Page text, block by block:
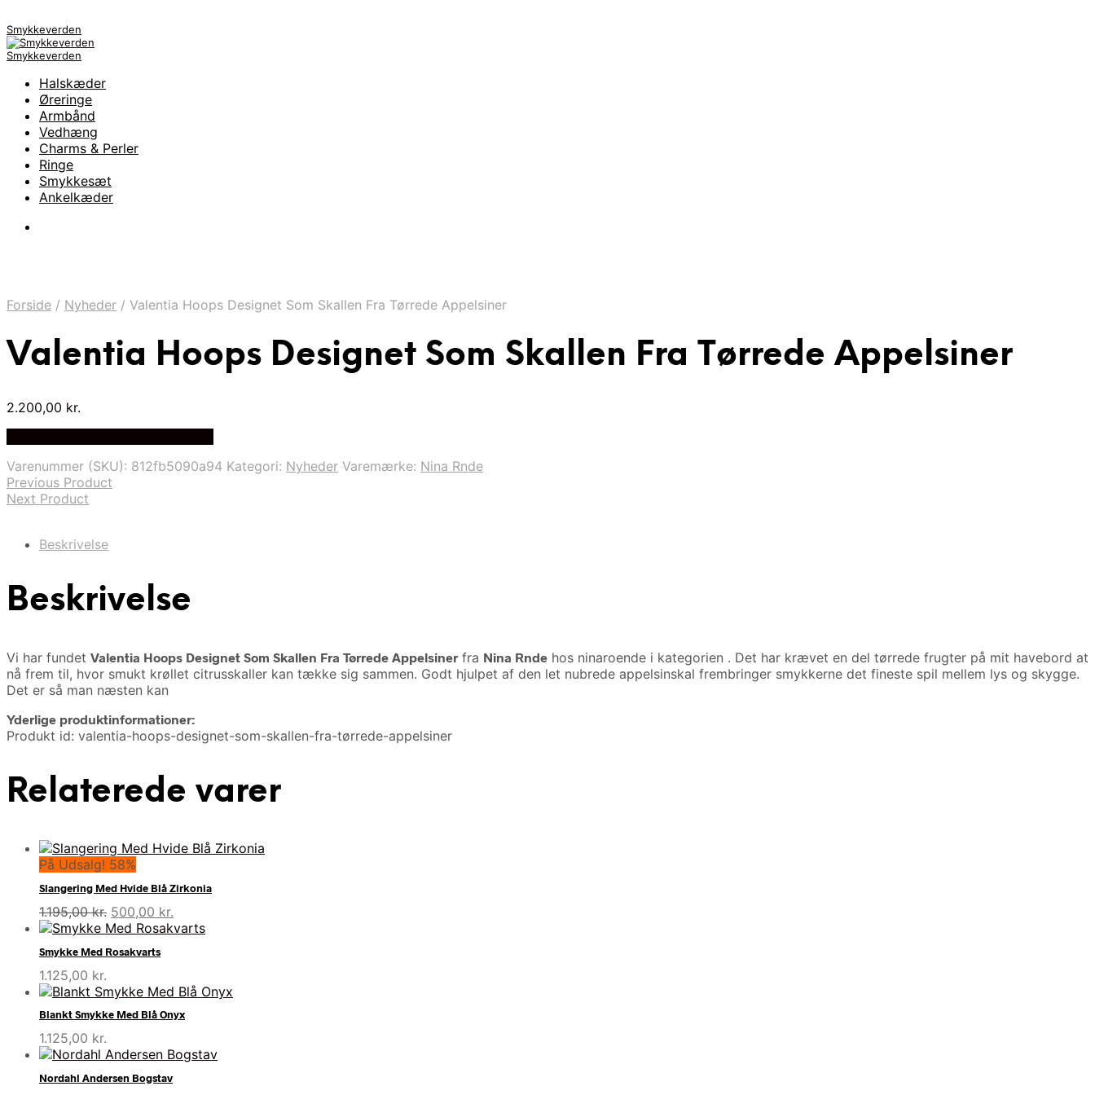
Smykkeverden
Smykkeverden
Halskæder
Øreringe
Armbånd
Vedhæng
Charms & Perler
Ringe
Smykkesæt
Ankelkæder
Forside / Nyheder / Valentia Hoops Designet Som Skallen Fra Tørrede Appelsiner
Valentia Hoops Designet Som Skallen Fra Tørrede Appelsiner
2.200,00 kr.
Varenummer (SKU): 812fb5090a94 Kategori: Nyheder Varemærke: Nina Rnde
Previous Product
Next Product
Beskrivelse
Beskrivelse
Vi har fundet Valentia Hoops Designet Som Skallen Fra Tørrede Appelsiner fra Nina Rnde hos ninaroende i kategorien . Det har krævet en del tørrede frugter på mit havebord at
nå frem til, hvor smukt krøllet citrusskaller kan tække sig sammen. Godt hjulpet af den let nubrede appelsinskal frembringer smykkerne det fineste spil mellem lys og skygge.
Det er så man næsten kan
Yderlige produktinformationer:
Produkt id: valentia-hoops-designet-som-skallen-fra-tørrede-appelsiner
Relaterede varer
På Udsalg! 58%
Slangering Med Hvide Blå Zirkonia
1.195,00kr. Den
oprindelige
var:
500,00 kr.
aktuelle
Smykke Med Rosakvarts
1.125,00 kr.
Blankt Smykke Med Blå Onyx
1.125,00 kr.
Nordahl Andersen Bogstav